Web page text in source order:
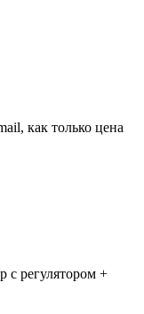
как только цена
с регулятором +